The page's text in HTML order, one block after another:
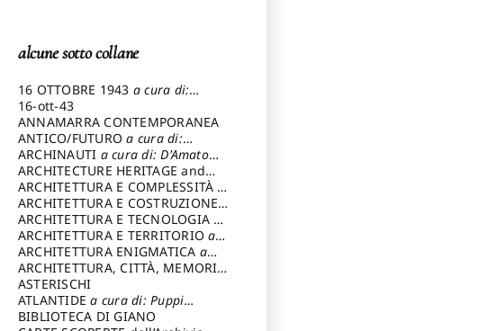
alcune sotto collane
16 OTTOBRE 1943 a cura di:
Pezzetti Marcello
16-ott-43
ANNAMARRA CONTEMPORANEA
ANTICO/FUTUROa cura di:
Varagnoli Claudio
ARCHINAUTI a cura di: D'Amato
Claudio
ARCHITECTURE HERITAGE and
DESIGN
ARCHITETTURA E COMPLESSITÀ a
cura di: Piva Antonio
ARCHITETTURA E COSTRUZIONEa
cura di: Poretti Sergio
ARCHITETTURA E TECNOLOGIA a
cura di: Carrara Gianfranco
ARCHITETTURA E TERRITORIOa
cura di: Pietrogrande Enrico
ARCHITETTURA ENIGMATICA a
cura di: Lenci Ruggero
ARCHITETTURA, CITTÀ, MEMORIA
a cura di: Valeriani Enrico
ASTERISCHI
ATLANTIDEa cura di: Puppi
Lionello
BIBLIOTECA DI GIANO